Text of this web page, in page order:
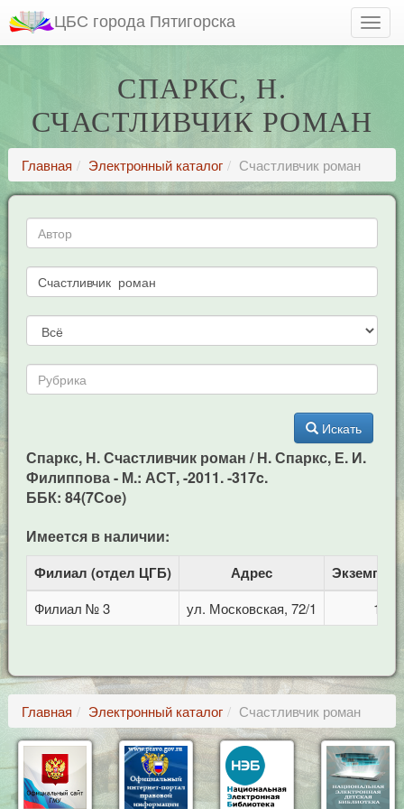
ЦБС города Пятигорска
СПАРКС, Н.
СЧАСТЛИВЧИК РОМАН
Главная Электронный каталог Счастливчик роман
Искать
Спаркс, Н. Счастливчик роман / Н. Спаркс, Е. И.
Филиппова - М.: АСТ, -2011. -317c.
ББК: 84(7Сое)
Имеется в наличии:
Филиал (отдел ЦГБ) Адрес
Филиал № 3 ул. Московская, 72/1 1
Главная Электронный каталог Счастливчик роман